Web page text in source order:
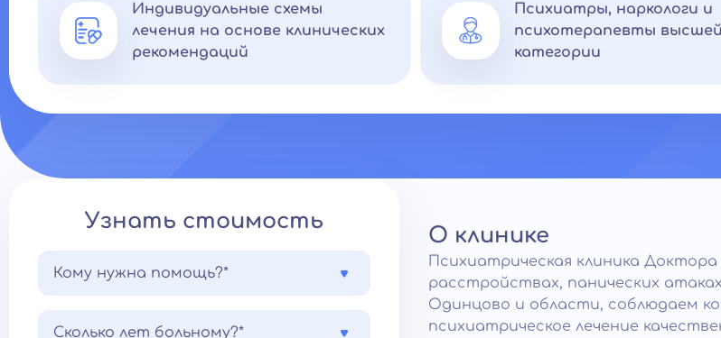
Индивидуальные схемы
лечения на основе клинических
рекомендаций
Психиатры, наркологи и
психотерапевты высшей
категории
Узнать стоимость
Кому нужна помощь?*
Сколько лет больному?*
О клинике
Психиатрическая клиника
расстройствах, панических
Одинцово и области, соблюдаем
психиатрическое лечение